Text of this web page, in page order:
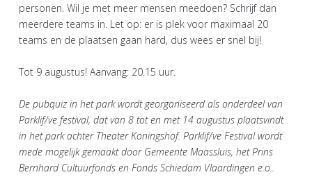
personen. Wil je met meer mensen meedoen? Schrijf dan
meerdere teams in. Let op: er is plek voor maximaal 20
teams en de plaatsen gaan hard, dus wees er snel bij!
Tot 9 augustus! Aanvang: 20.15 uur.
De pubquiz in het park wordt georganiseerd als onderdeel van
Parklif/ve festival, dat van 8 tot en met 14 augustus plaatsvindt
in het park achter Theater Koningshof. Parklif/ve Festival wordt
mede mogelijk gemaakt door Gemeente Maassluis, het Prins
Bernhard Cultuurfonds en Fonds Schiedam Vlaardingen e.o..